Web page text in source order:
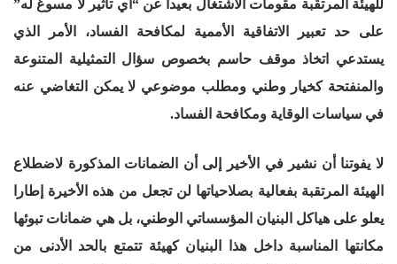
للهيئة المرتقبة مقومات الاشتغال بعيدا عن “أي تأثير لا مسوغ له”
على حد تعبير الاتفاقية الأممية لمكافحة الفساد، الأمر الذي
يستدعي اتخاذ موقف حاسم بخصوص سؤال التمثيلية المتنوعة
والمنفتحة كخيار وطني ومطلب موضوعي لا يمكن التغاضي عنه
في سياسات الوقاية ومكافحة الفساد.
لا يفوتنا أن نشير في الأخير إلى أن الضمانات المذكورة لاضطلاع
الهيئة المرتقبة بفعالية بصلاحياتها لن تجعل من هذه الأخيرة إطارا
يعلو على هياكل البنيان المؤسساتي الوطني، بل هي ضمانات تبوئها
مكانتها المناسبة داخل هذا البنيان كهيئة تتمتع بالحد الأدنى من